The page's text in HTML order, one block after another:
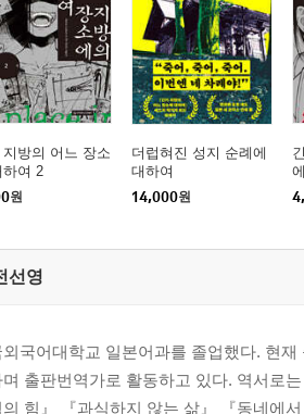
지방의 어느 장소
하여 2
원
더럽혀진 성지 순례에
대하여
14,000원
선영
외국어대학교 일본어과를 졸업했다. 현
며 출판번역가로 활동하고 있다. 역서로
의 힘』 『과식하지 않는 삶』 『동네에